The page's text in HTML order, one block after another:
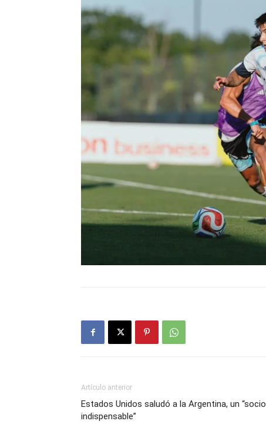
Artículo anterior
Estados Unidos saludó a la Argentina, un “socio
indispensable”